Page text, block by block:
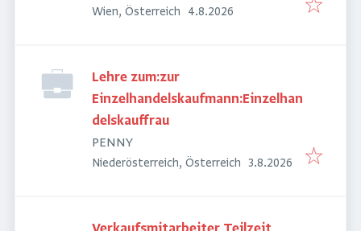
Wien, Österreich Veröffentlicht
4.8.2026
Lehre zum:zur
Einzelhandelskaufmann:Einzelhan
delskauffrau
PENNY
Niederösterreich, Österreich Veröffentlicht
3.8.2026